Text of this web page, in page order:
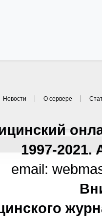
Новости О сервере
1997-2021.
email: